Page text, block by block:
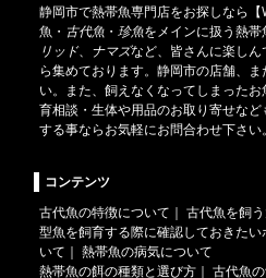
静岡市で熱帯魚専門店をお探しなら
魚 ・ 古代魚 ・ 珍魚をメインに扱う熱帯
リッド、 ナマズなど、皆さんに楽し
ら集めております。静岡市の店舗、
い。また、飼えなくなってしまった
育相談・生体や用品のお取り寄せな
する事ならお気軽にお問合わせ下さい。
コンテンツ
古代魚の特徴について ｜ 古代魚を飼
型魚を飼育する際に確認しておきたい
いて ｜ 熱帯魚の病気について
熱帯魚の餌の種類と選び方 ｜ 古代魚